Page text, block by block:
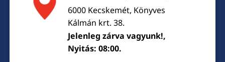
6000 Kecskemét, Könyves
Kálmán krt. 38.
Jelenleg zárva vagyunk!,
Nyitás: 08:00.